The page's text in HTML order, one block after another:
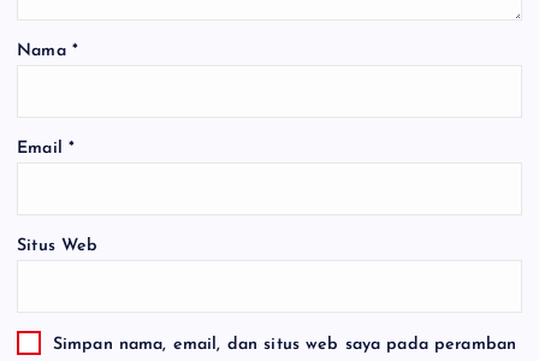
Nama *
Email *
Situs Web
Simpan nama, email, dan situs web saya pada peramban